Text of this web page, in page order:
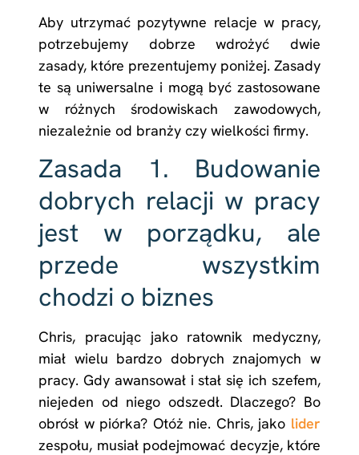
Aby utrzymać pozytywne relacje w pracy,
potrzebujemy dobrze wdrożyć dwie
zasady, które prezentujemy poniżej. Zasady
te są uniwersalne i mogą być zastosowane
w różnych środowiskach zawodowych,
niezależnie od branży czy wielkości firmy.
Zasada 1. Budowanie
dobrych relacji w pracy
jest w porządku, ale
przede wszystkim
chodzi o biznes
Chris, pracując jako ratownik medyczny,
miał wielu bardzo dobrych znajomych w
pracy. Gdy awansował i stał się ich szefem,
niejeden od niego odszedł. Dlaczego? Bo
obrósł w piórka? Otóż nie. Chris, jako lider
zespołu, musiał podejmować decyzje, które